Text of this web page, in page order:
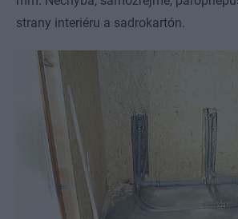
strany interiéru a sadrokartón.